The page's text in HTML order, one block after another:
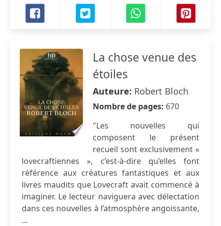
La chose venue des
étoiles
Auteure: Robert Bloch
Nombre de pages: 670
"Les nouvelles qui
composent le présent
recueil sont exclusivement «
lovecraftiennes », c’est-à-dire qu’elles font
référence aux créatures fantastiques et aux
livres maudits que Lovecraft avait commencé à
imaginer. Le lecteur naviguera avec délectation
dans ces nouvelles à l’atmosphère angoissante,
...